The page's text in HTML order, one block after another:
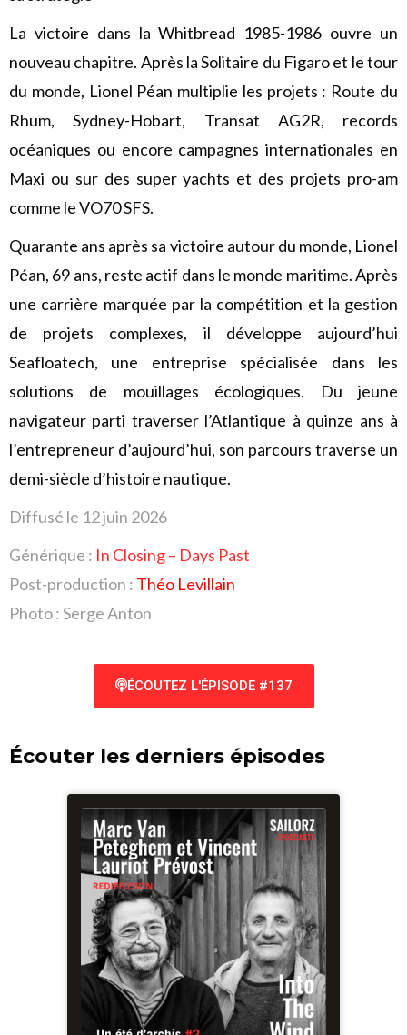
La victoire dans la Whitbread 1985-1986 ouvre un
nouveau chapitre. Après la Solitaire du Figaro et le tour
du monde, Lionel Péan multiplie les projets : Route du
Rhum, Sydney-Hobart, Transat AG2R, records
océaniques ou encore campagnes internationales en
Maxi ou sur des super yachts et des projets pro-am
comme le VO70 SFS.
Quarante ans après sa victoire autour du monde, Lionel
Péan, 69 ans, reste actif dans le monde maritime. Après
une carrière marquée par la compétition et la gestion
de projets complexes, il développe aujourd’hui
Seafloatech, une entreprise spécialisée dans les
solutions de mouillages écologiques. Du jeune
navigateur parti traverser l’Atlantique à quinze ans à
l’entrepreneur d’aujourd’hui, son parcours traverse un
demi-siècle d’histoire nautique.
Diffusé le 12 juin 2026
Générique : In Closing – Days Past
Post-production : Théo Levillain
Photo : Serge Anton
ÉCOUTEZ L'ÉPISODE #137
Écouter les derniers épisodes